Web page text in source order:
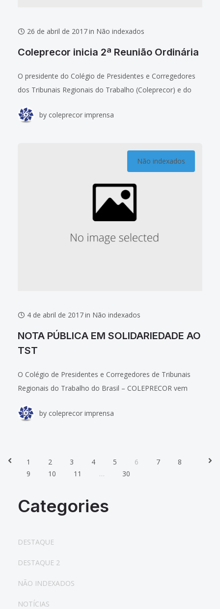
26 de abril de 2017in Não indexados
Coleprecor inicia 2ª Reunião Ordinária
O presidente do Colégio de Presidentes e Corregedores
dos Tribunais Regionais do Trabalho (Coleprecor) e do
fez a abertura da 2ª Reunião Ordinária de
by coleprecor imprensa
Não indexados
4 de abril de 2017in Não indexados
NOTA PÚBLICA EM SOLIDARIEDADE AO
TST
O Colégio de Presidentes e Corregedores de Tribunais
Regionais do Trabalho do Brasil – COLEPRECOR vem
do Tribunal Superior do Trabalho, diante das declarações
by coleprecor imprensa
1 2 3 4 5 6 7
8
9
10 11 … 30
Categories
DESTAQUE
DESTAQUE 2
NÃO INDEXADOS
NOTÍCIAS